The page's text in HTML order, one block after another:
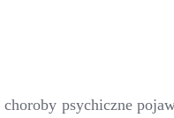
psychiczne